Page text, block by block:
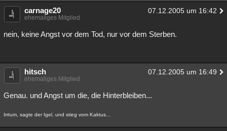
carnage20 07.12.2005 um 16:42
ehemaliges Mitglied
nein, keine Angst vor dem Tod, nur vor dem Sterben.
hitsch 07.12.2005 um 16:49
ehemaliges Mitglied
Genau. und Angst um die, die Hinterbleiben...
Irrtum, sagte der Igel, und stieg vom Kaktus...